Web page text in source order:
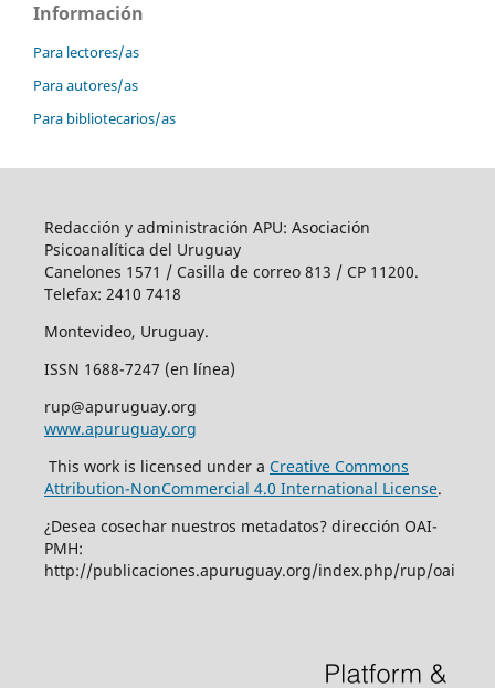
Información
Para lectores/as
Para autores/as
Para bibliotecarios/as
Redacción y administración APU: Asociación
Psicoanalítica del Uruguay
Canelones 1571 / Casilla de correo 813 / CP 11200.
Telefax: 2410 7418
Montevideo, Uruguay.
ISSN 1688-7247 (en línea)
rup@apuruguay.org
www.apuruguay.org
This work is licensed under a Creative Commons
Attribution-NonCommercial 4.0 International License.
¿Desea cosechar nuestros metadatos? dirección OAI-
PMH:
http://publicaciones.apuruguay.org/index.php/rup/oai